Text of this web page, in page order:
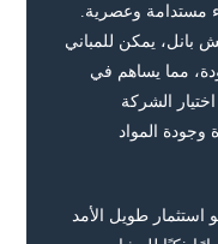
مستدامة وعصرية.
بانل، يمكن للمباني
مما يساهم في
الشركة
وجودة المواد
استثمار طويل الأمد